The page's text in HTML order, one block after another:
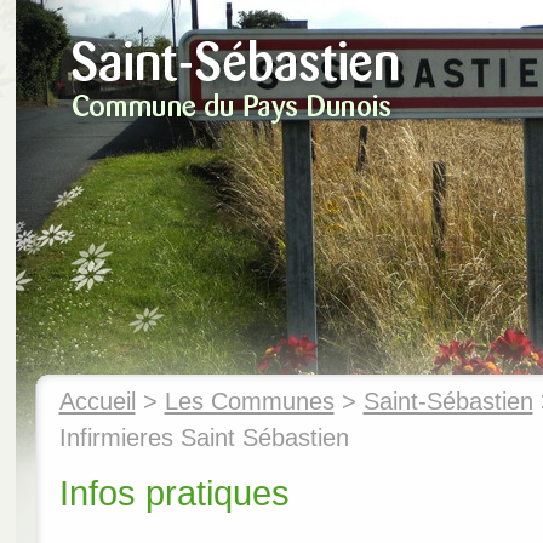
Accueil > Les Communes > Saint-Sébastien
Infirmieres Saint Sébastien
Infos pratiques